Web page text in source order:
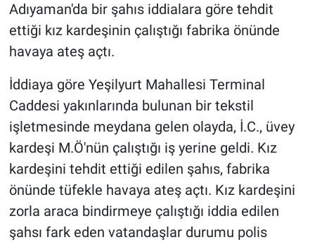
Adıyaman'da bir şahıs iddialara göre tehdit
ettiği kız kardeşinin çalıştığı fabrika önünde
havaya ateş açtı.
İddiaya göre Yeşilyurt Mahallesi Terminal
Caddesi yakınlarında bulunan bir tekstil
işletmesinde meydana gelen olayda, İ.C., üvey
kardeşi M.Ö'nün çalıştığı iş yerine geldi. Kız
kardeşini tehdit ettiği edilen şahıs, fabrika
önünde tüfekle havaya ateş açtı. Kız kardeşini
zorla araca bindirmeye çalıştığı iddia edilen
şahsı fark eden vatandaşlar durumu polis